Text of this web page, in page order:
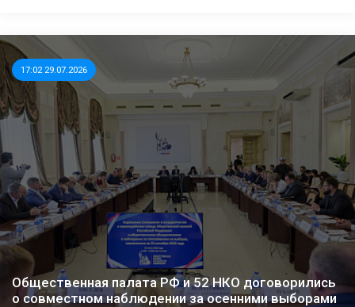
17:02 29.07.2026
Общественная палата РФ и 52 НКО договорились
о совместном наблюдении за осенними выборами